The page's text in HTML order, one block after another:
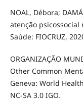
NOAL, Débora;
atenção psicossocial
Saúde: FIOCRUZ,
ORGANIZAÇÃO
Other Common
Geneva: World
NC-SA 3.0 IGO.